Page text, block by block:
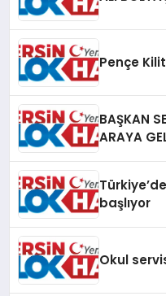
Pençe
BAŞKAN
ARAYA
başlıyor
Okul